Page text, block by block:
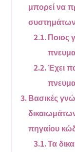
μπορεί να
συστημάτων
Ποιος
Έχει
Βασικές
πηγαίου
Τα